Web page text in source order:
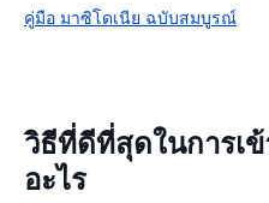
คู่มือ มาซิโดเนีย ฉบับสมบูรณ์
วิธีที่ดีที่สุดในการเ
อะไร